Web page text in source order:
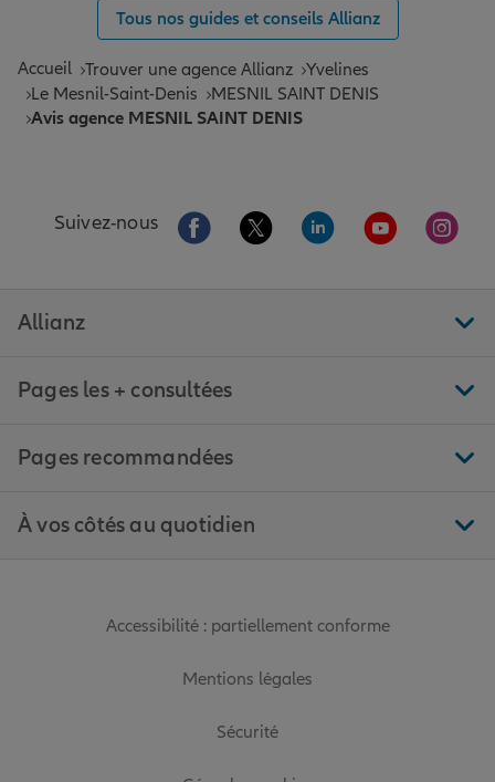
Tous nos guides et conseils Allianz
Accueil Trouver une agence Allianz Yvelines
Le Mesnil-Saint-Denis
MESNIL SAINT DENIS
Avis agence MESNIL SAINT DENIS
Suivez-nous Aller sur la page Facebook de Allianz
Aller sur la page Twitter de
Aller sur la page
Aller sur la
Aller
Allianz
Pages les + consultées
Pages recommandées
À vos côtés au quotidien
Accessibilité : partiellement conforme
Mentions légales
Sécurité